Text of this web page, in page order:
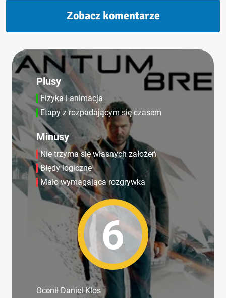
Zobacz komentarze
Plusy
Fizyka i animacja
Etapy z rozpadającym się czasem
Minusy
Nie trzyma się własnych założeń
Błędy logiczne
Mało wymagająca rozgrywka
6
Ocenił Daniel Klos